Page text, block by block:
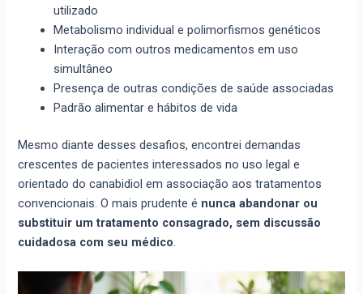
utilizado
Metabolismo individual e polimorfismos genéticos
Interação com outros medicamentos em uso
simultâneo
Presença de outras condições de saúde associadas
Padrão alimentar e hábitos de vida
Mesmo diante desses desafios, encontrei demandas
crescentes de pacientes interessados no uso legal e
orientado do canabidiol em associação aos tratamentos
convencionais. O mais prudente é nunca abandonar ou
substituir um tratamento consagrado, sem discussão
cuidadosa com seu médico.